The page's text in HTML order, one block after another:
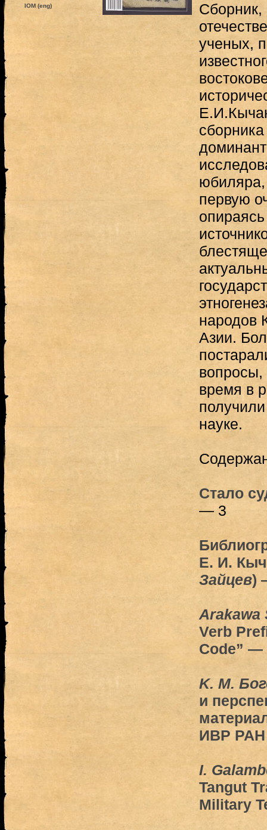
IOM (eng)
Сборник,
ученых,
юбиляра,
первую
народов
Азии.
вопросы,
время в
науке.
Стало
— 3
Е. И.
Зайцев)
Arakawa
Verb
Code” —
K. M.
и
ИВР
I.
Tangut
Military